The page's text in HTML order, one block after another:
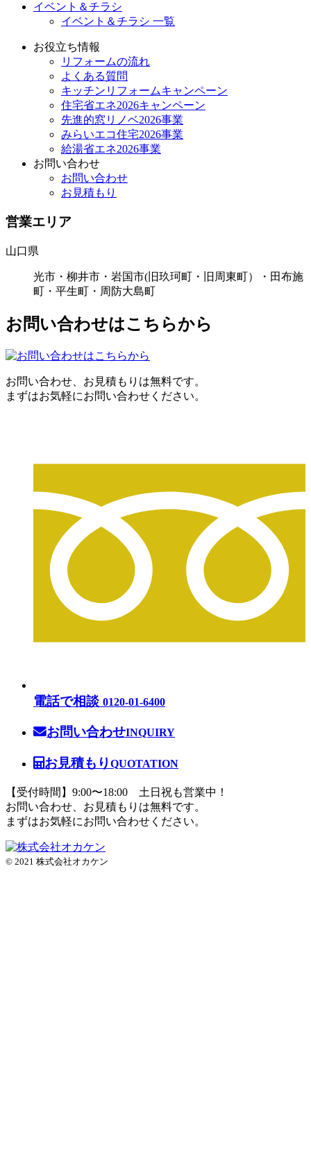
イベント＆チラシ
イベント＆チラシ 一覧
お役立ち情報
リフォームの流れ
よくある質問
キッチンリフォームキャンペーン
住宅省エネ2026キャンペーン
先進的窓リノベ2026事業
みらいエコ住宅2026事業
給湯省エネ2026事業
お問い合わせ
お問い合わせ
お見積もり
営業エリア
山口県
光市・柳井市・岩国市(旧玖珂町・旧周東町）・田布施
町・平生町・周防大島町
お問い合わせはこちらから
お問い合わせ、お見積もりは無料です。
まずはお気軽にお問い合わせください。
電話で相談 0120-01-6400
お問い合わせINQUIRY
お見積もり QUOTATION
【受付時間】9:00〜18:00 土日祝も営業中！
お問い合わせ、お見積もりは無料です。
まずはお気軽にお問い合わせください。
© 2021 株式会社オカケン